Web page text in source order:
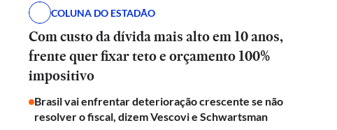
COLUNA DO ESTADÃO
Com custo da dívida mais alto em 10 anos,
frente quer fixar teto e orçamento 100%
impositivo
Brasil vai enfrentar deterioração crescente se não
resolver o fiscal, dizem Vescovi e Schwartsman